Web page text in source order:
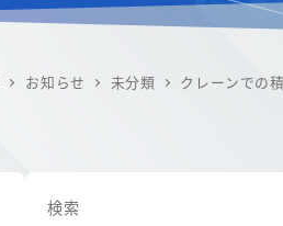
お知らせ 未分類 クレーンでの
検索